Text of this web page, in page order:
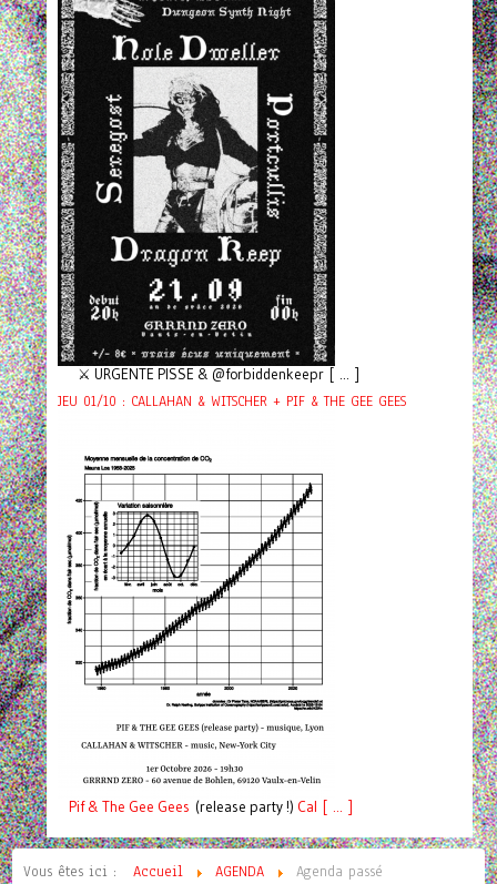
⚔️ URGENTE PISSE & @forbiddenkeepr [ ... ]
JEU 01/10 : CALLAHAN & WITSCHER + PIF & THE GEE GEES
Pif& The Gee Gees (release party !) Cal [ ... ]
Vous êtes ici : Accueil AGENDA Agenda passé